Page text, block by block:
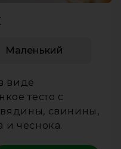
Маленький
виде
тесто с
свинины,
и чеснока.